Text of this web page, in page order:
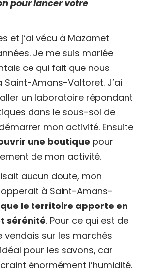
pour lancer votre
et j‘ai vécu à Mazamet
Je me suis mariée
ce qui fait que nous
Amans-Valtoret. J’ai
un laboratoire répondant
dans le sous-sol de
mon activité. Ensuite
une boutique pour
de mon activité.
aucun doute, mon
à Saint-Amans-
que le territoire apporte en
sérénité. Pour ce qui est de
vendais sur les marchés
pour les savons, car
énormément l’humidité.